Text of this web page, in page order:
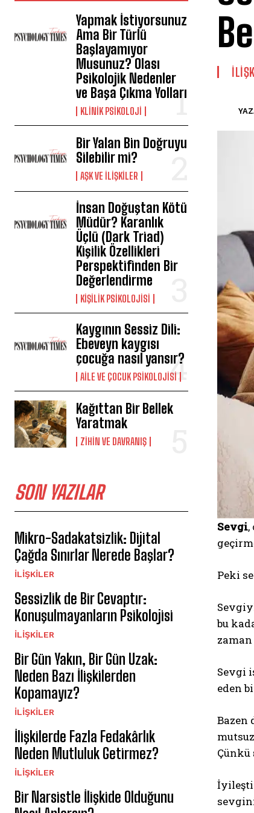
Yapmak İstiyorsunuz
Ama Bir Türlü
Başlayamıyor
Musunuz? Olası
Psikolojik Nedenler
ve Başa Çıkma Yolları
KLINIK PSIKOLOJI
Bir Yalan Bin Doğruyu
Silebilir mi?
AŞK VE İLIŞKILER
İnsan Doğuştan Kötü
Müdür? Karanlık
Üçlü (Dark Triad)
Kişilik Özellikleri
Perspektifinden Bir
Değerlendirme
KIŞILIK PSIKOLOJISI
Kaygının Sessiz Dili:
Ebeveyn kaygısı
çocuğa nasıl yansır?
AILE VE ÇOCUK PSIKOLOJISI
Kağıttan Bir Bellek
Yaratmak
⁠ZIHIN VE DAVRANIŞ
SON YAZILAR
Mikro-Sadakatsizlik: Dijital
Çağda Sınırlar Nerede Başlar?
İLIŞKILER
Sessizlik de Bir Cevaptır:
Konuşulmayanların Psikolojisi
İLIŞKILER
Bir Gün Yakın, Bir Gün Uzak:
Neden Bazı İlişkilerden
Kopamayız?
İLIŞKILER
İlişkilerde Fazla Fedakârlık
Neden Mutluluk Getirmez?
İLIŞKILER
Bir Narsistle İlişkide Olduğunu
Sevgi,
Peki
bu
Sevgi
eden
Bazen
Çünkü